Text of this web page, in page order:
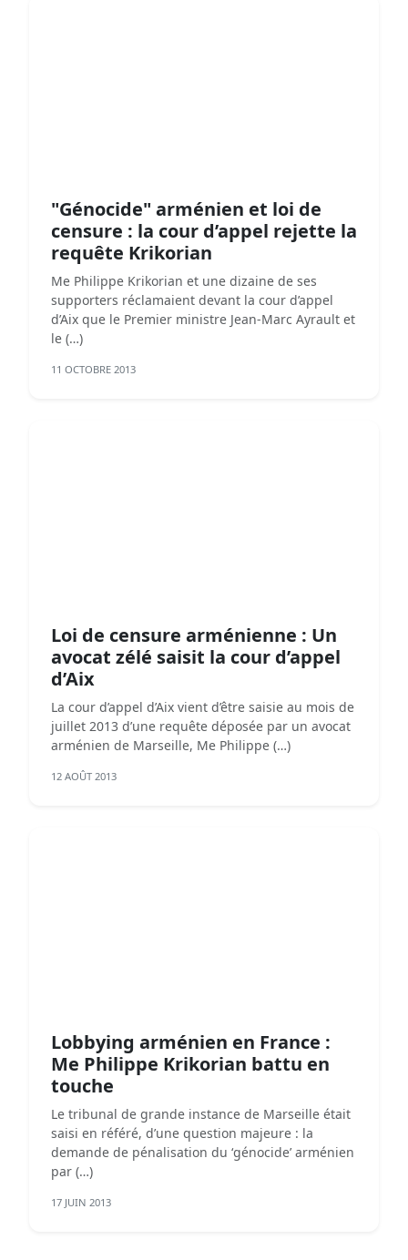
"Génocide" arménien et loi de
censure : la cour d’appel rejette la
requête Krikorian
Me Philippe Krikorian et une dizaine de ses
supporters réclamaient devant la cour d’appel
d’Aix que le Premier ministre Jean-Marc Ayrault et
le (…)
11 OCTOBRE 2013
Loi de censure arménienne : Un
avocat zélé saisit la cour d’appel
d’Aix
La cour d’appel d’Aix vient d’être saisie au mois de
juillet 2013 d’une requête déposée par un avocat
arménien de Marseille, Me Philippe (…)
12 AOÛT 2013
Lobbying arménien en France :
Me Philippe Krikorian battu en
touche
Le tribunal de grande instance de Marseille était
saisi en référé, d’une question majeure : la
demande de pénalisation du ‘génocide’ arménien
par (…)
17 JUIN 2013